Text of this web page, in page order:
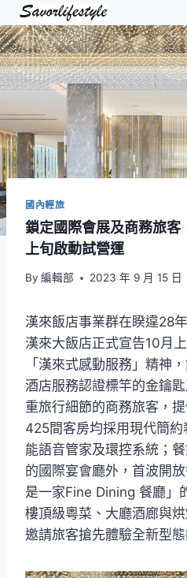
Skip
to
content
國內輕旅
鎖定國際會展及商務旅客
上旬啟動試營運
By 編輯部 2023 年 9 月 15 日
漢來飯店事業群在睽違28
漢來大飯店正式宣告10月
「漢來式感動服務」精神
酒店服務認證標竿的金鑰
重旅行細節的商務旅客，
425間客房均採用現代簡
能語音管家及環控系統；
的國際宴會廳外，首波開
是一家Fine Dining 餐廳」
樓頂級粵菜、大廳酒廊與
邀請旅客搶先體驗全新型